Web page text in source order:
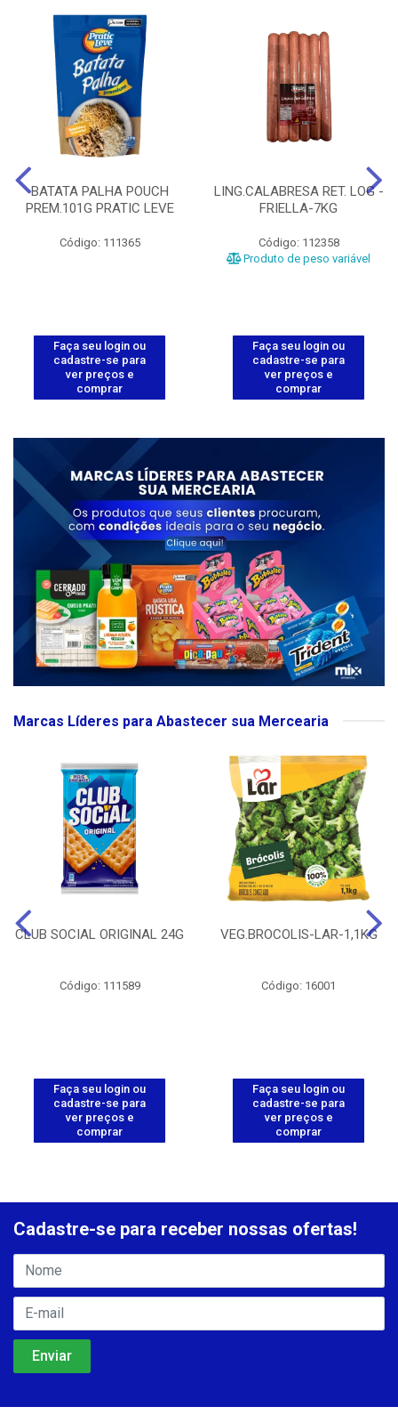
BATATA PALHA POUCH
PREM.101G PRATIC LEVE
Código: 111365
Faça seu login ou
cadastre-se para
ver preços e
comprar
LING.CALABRESA RET. LOG -
FRIELLA-7KG
Código: 112358
Produto de peso variável
Faça seu login ou
cadastre-se para
ver preços e
comprar
Marcas Líderes para Abastecer sua Mercearia
CLUB SOCIAL ORIGINAL 24G
Código: 111589
Faça seu login ou
cadastre-se para
ver preços e
comprar
VEG.BROCOLIS-LAR-1,1KG
Código: 16001
Faça seu login ou
cadastre-se para
ver preços e
comprar
Cadastre-se para receber nossas ofertas!